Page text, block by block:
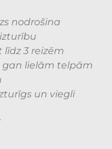
nodrošina
3 reizēm
gan lielām telpām
un viegli